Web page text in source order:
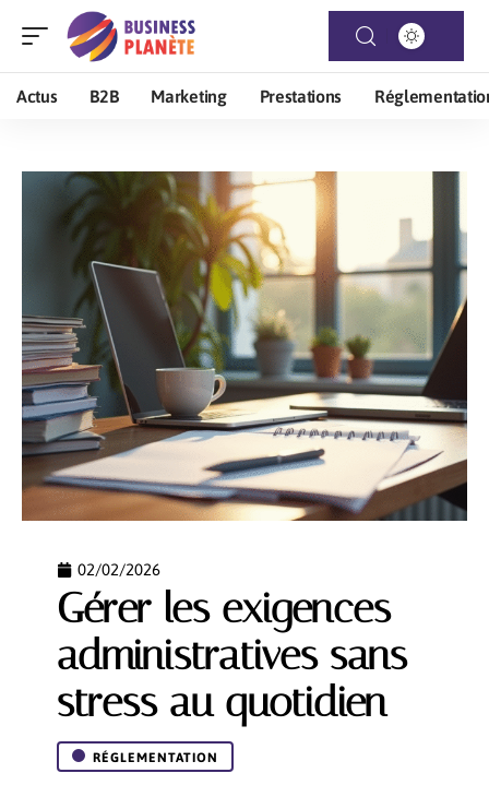
Actus B2B Marketing Prestations
02/02/2026
Gérer les exigences
administratives sans
stress au quotidien
RÉGLEMENTATION